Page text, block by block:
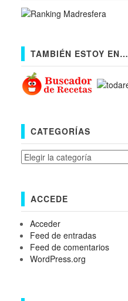
TAMBIÉN ESTOY EN…
CATEGORÍAS
Categorías
ACCEDE
Acceder
Feed de entradas
Feed de comentarios
WordPress.org